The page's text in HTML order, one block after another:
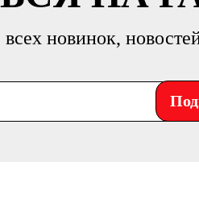
всех новинок,